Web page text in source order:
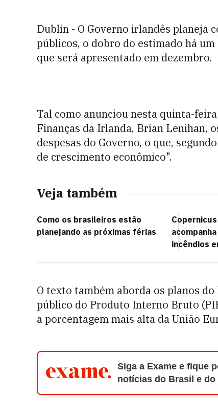
Dublin - O Governo irlandês planeja
públicos, o dobro do estimado há
que será apresentado em dezembro.
Tal como anunciou nesta quinta-
Finanças da Irlanda, Brian Lenihan,
despesas do Governo, o que,
de crescimento econômico".
Veja também
Como os brasileiros estão
planejando as próximas férias
incêndios
O texto também aborda os planos
público do Produto Interno Bruto
a porcentagem mais alta da União
Siga a Exame e fique
notícias do Brasil e do